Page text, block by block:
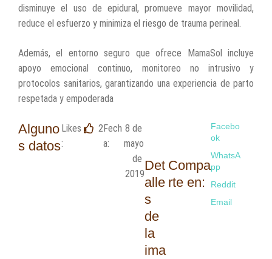
disminuye el uso de epidural, promueve mayor movilidad,
reduce el esfuerzo y minimiza el riesgo de trauma perineal.
Además, el entorno seguro que ofrece MamaSol incluye
apoyo emocional continuo, monitoreo no intrusivo y
protocolos sanitarios, garantizando una experiencia de parto
respetada y empoderada
Alguno
s datos
Likes
:
2Fech
a:
8 de
mayo
de
2019
Det
alle
s
de
la
ima
Compa
rte en:
Facebo
ok
WhatsA
pp
Reddit
Email